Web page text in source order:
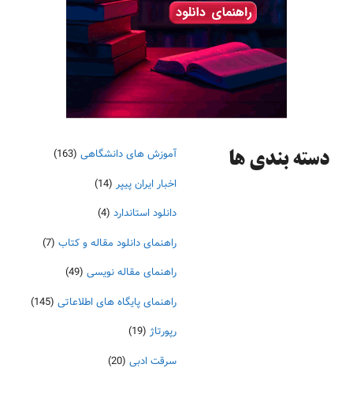
دسته‌ بندی ها آموزش های دانشگاهی (163)
اخبار ایران پیپر (14)
دانلود استاندارد (4)
راهنمای دانلود مقاله و کتاب (7)
راهنمای مقاله نویسی (49)
راهنمای پایگاه های اطلاعاتی (145)
رپورتاژ (19)
سرقت ادبی (20)